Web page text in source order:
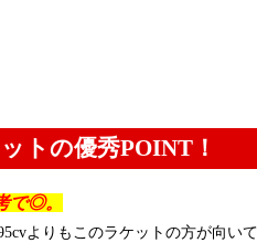
トの優秀POINT！
で◎。
よりもこのラケットの方が向い